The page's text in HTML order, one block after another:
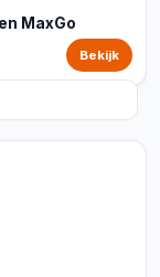
MaxGo
Bekijk